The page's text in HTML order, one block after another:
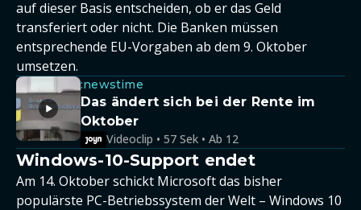
auf dieser Basis entscheiden, ob er das Geld
transferiert oder nicht. Die Banken müssen
entsprechende EU-Vorgaben ab dem 9. Oktober
umsetzen.
:newstime
Das ändert sich bei der Rente im
Oktober
Videoclip • 57 Sek • Ab 12
Windows-10-Support endet
Am 14. Oktober schickt Microsoft das bisher
populärste PC-Betriebssystem der Welt – Windows 10